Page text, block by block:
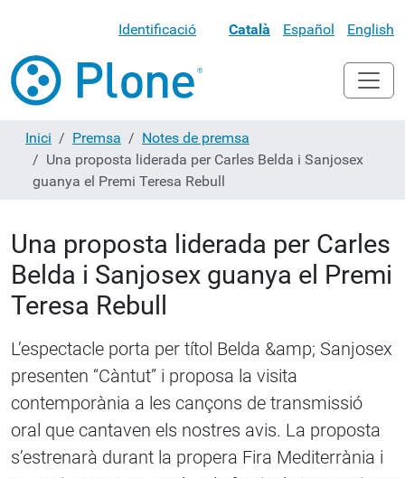
Identificació Català Español English
Inici Premsa
Notes de premsa
Una proposta liderada per Carles Belda i Sanjosex
guanya el Premi Teresa Rebull
Una proposta liderada per Carles
Belda i Sanjosex guanya el Premi
Teresa Rebull
L’espectacle porta per títol Belda &amp; Sanjosex
presenten “Càntut” i proposa la visita
contemporània a les cançons de transmissió
oral que cantaven els nostres avis. La proposta
s’estrenarà durant la propera Fira Mediterrània i